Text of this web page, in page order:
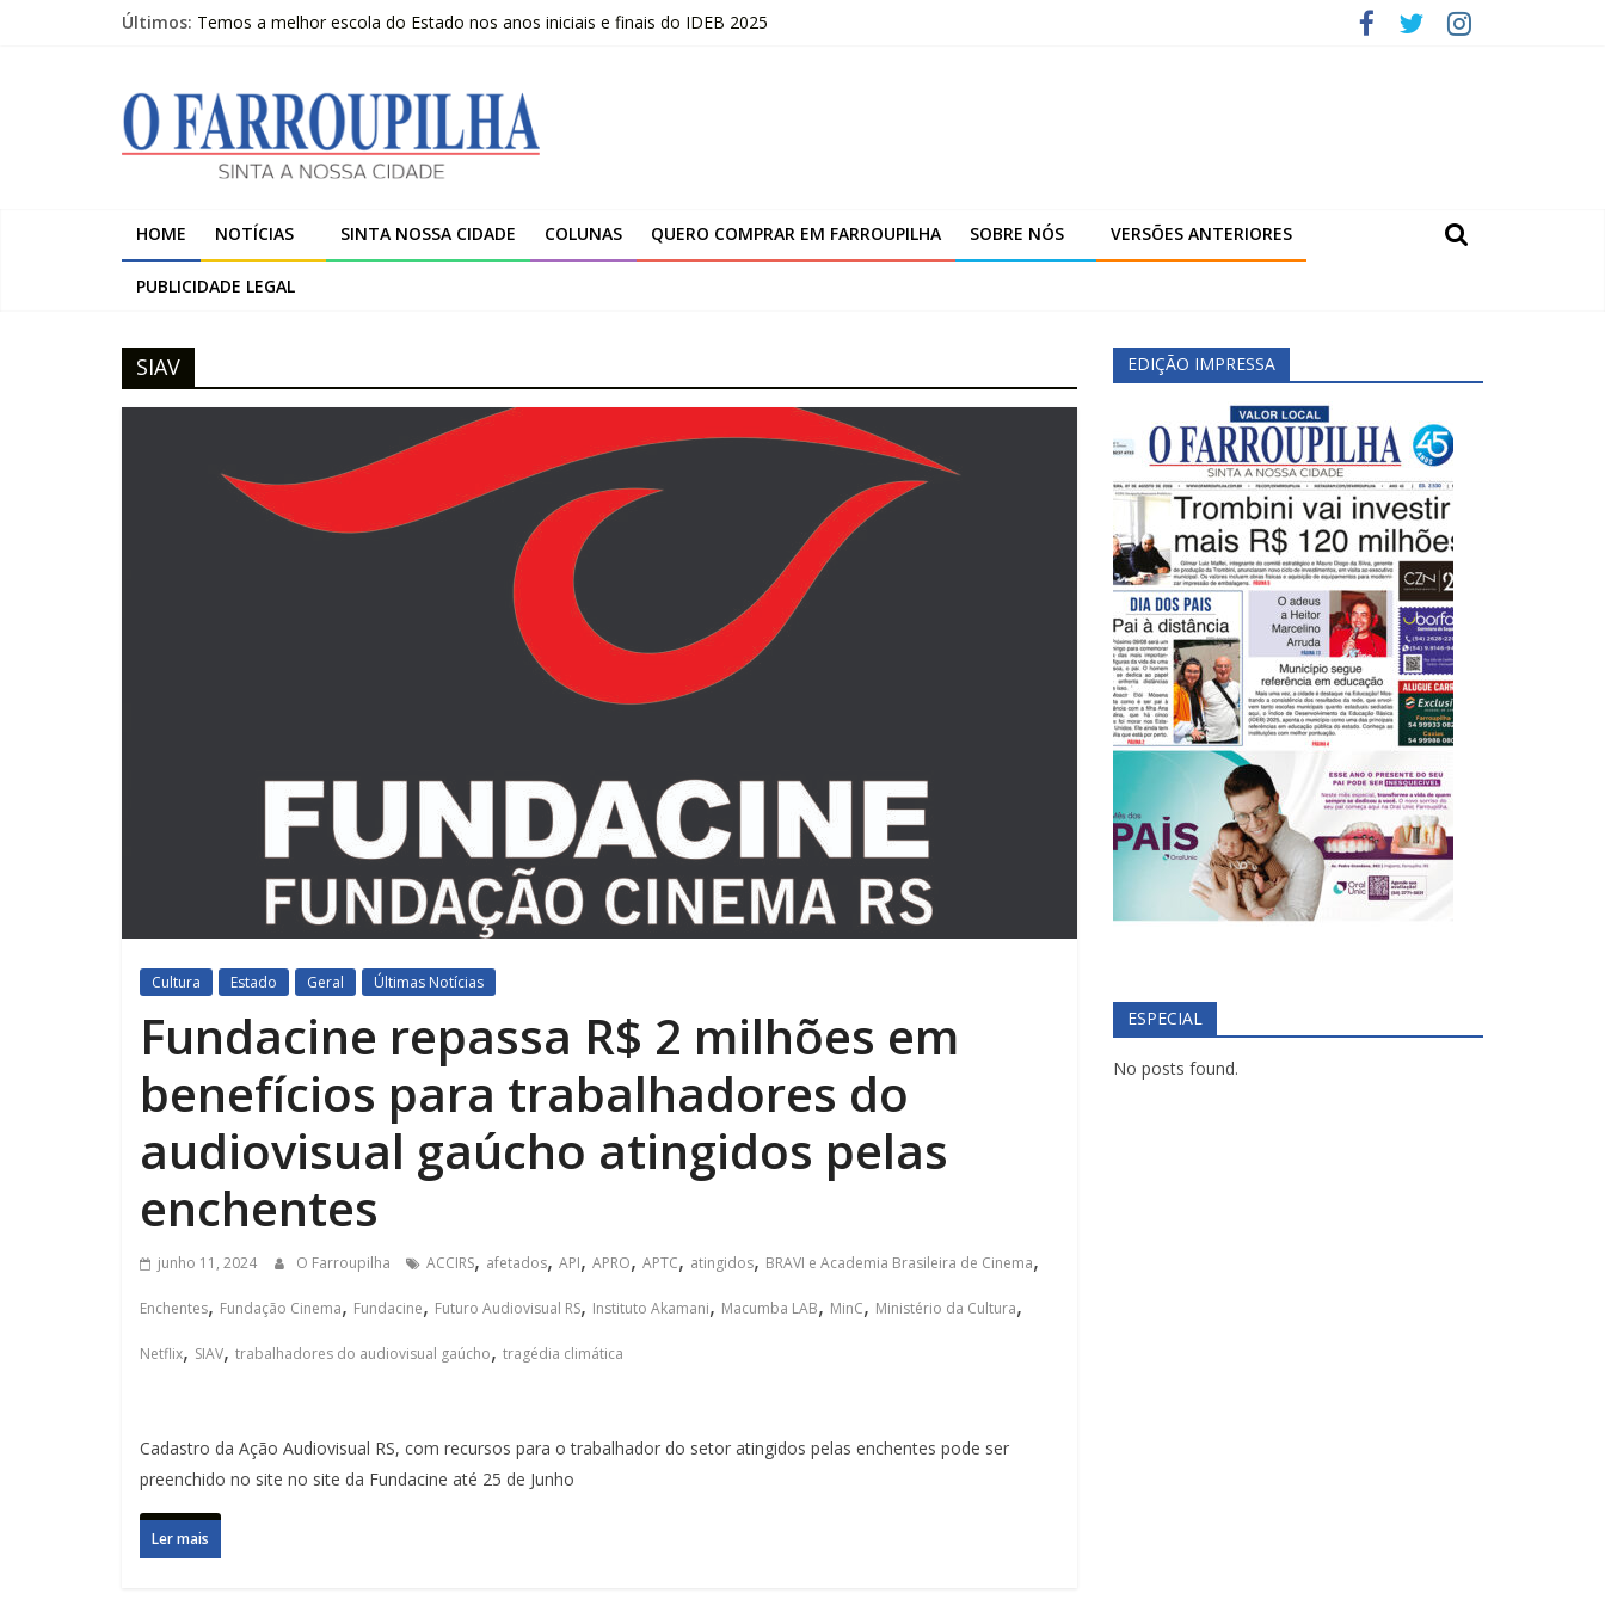
Últimos: Temos a melhor escola do Estado nos anos iniciais e finais do IDEB 2025
A despedida de Heitor Marcelino Arruda
Trombini investe R$ 120 milhões na ampliação da unidade de Farroupilha
O
Farroupilha
Cidade
HOME NOTÍCIAS SINTA NOSSA CIDADE COLUNAS QUERO COMPRAR EM FARROUPILHA SOBRE NÓS VERSÕES ANTERIORES
PUBLICIDADE LEGAL
SIAV
Cultura Estado Geral Últimas Notícias
Fundacine repassa R$ 2 milhões em
benefícios para trabalhadores do
audiovisual gaúcho atingidos pelas
enchentes
junho 11, 2024 O Farroupilha ACCIRS, afetados, API, APRO, APTC, atingidos, BRAVI e Academia Brasileira de Cinema,
Enchentes, Fundação Cinema, Fundacine, Futuro Audiovisual RS, Instituto Akamani, Macumba LAB, MinC, Ministério da Cultura,
Netflix, SIAV, trabalhadores do audiovisual gaúcho, tragédia climática
Cadastro da Ação Audiovisual RS, com recursos para o trabalhador do setor atingidos pelas enchentes pode ser
preenchido no site no site da Fundacine até 25 de Junho
Ler mais
EDIÇÃO IMPRESSA
ESPECIAL
No posts found.